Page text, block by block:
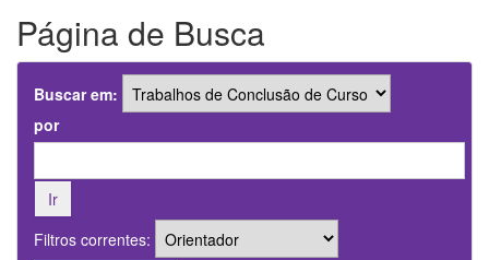
Página de Busca
Buscar em:
por
Filtros correntes: